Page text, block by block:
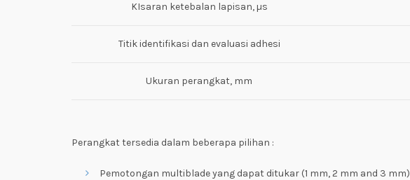
KIsaran ketebalan lapisan, µs
Titik identifikasi dan evaluasi adhesi
Ukuran perangkat, mm
Perangkat tersedia dalam beberapa pilihan :
Pemotongan multiblade yang dapat ditukar (1 mm, 2 mm and 3 mm)